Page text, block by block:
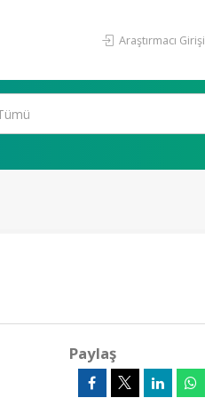
Araştırmacı Girişi
Paylaş